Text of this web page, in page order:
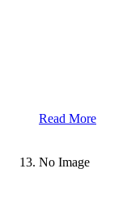
Read More
No Image